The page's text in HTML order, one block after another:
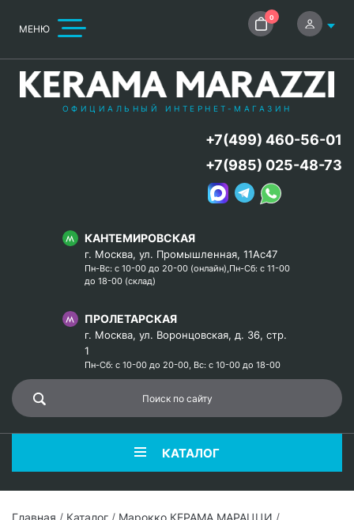
МЕНЮ
0
ОФИЦИАЛЬНЫЙ ИНТЕРНЕТ-МАГАЗИН
КАНТЕМИРОВСКАЯ
г. Москва, ул. Промышленная, 11Ас47
Пн-Вс: с 10-00 до 20-00 (онлайн),Пн-Сб: с 11-00
до 18-00 (склад)
ПРОЛЕТАРСКАЯ
г. Москва, ул. Воронцовская, д. 36, стр.
1
Пн-Сб: с 10-00 до 20-00, Вс: с 10-00 до 18-00
+7(499) 460-56-01
+7(985) 025-48-73
КАТАЛОГ